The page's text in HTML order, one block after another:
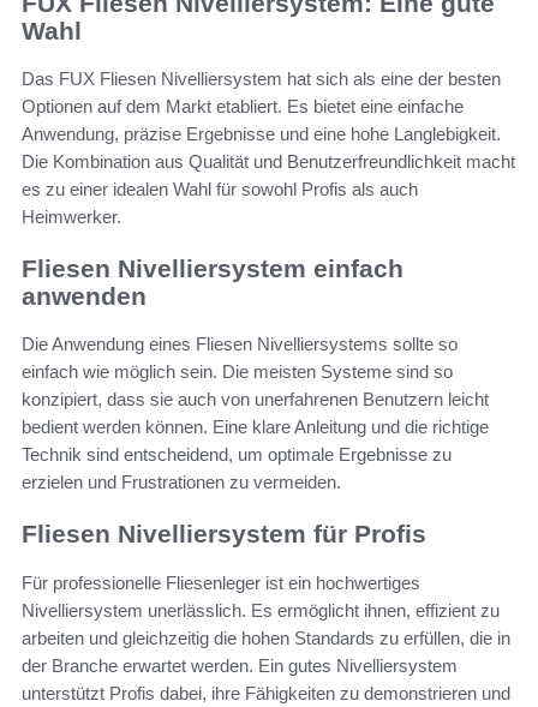
Wahl
Das FUX Fliesen Nivelliersystem hat sich als eine der besten
Optionen auf dem Markt etabliert. Es bietet eine einfache
Anwendung, präzise Ergebnisse und eine hohe Langlebigkeit.
Die Kombination aus Qualität und Benutzerfreundlichkeit macht
es zu einer idealen Wahl für sowohl Profis als auch
Heimwerker.
Fliesen Nivelliersystem einfach
anwenden
Die Anwendung eines Fliesen Nivelliersystems sollte so
einfach wie möglich sein. Die meisten Systeme sind so
konzipiert, dass sie auch von unerfahrenen Benutzern leicht
bedient werden können. Eine klare Anleitung und die richtige
Technik sind entscheidend, um optimale Ergebnisse zu
erzielen und Frustrationen zu vermeiden.
Fliesen Nivelliersystem für Profis
Für professionelle Fliesenleger ist ein hochwertiges
Nivelliersystem unerlässlich. Es ermöglicht ihnen, effizient zu
arbeiten und gleichzeitig die hohen Standards zu erfüllen, die in
der Branche erwartet werden. Ein gutes Nivelliersystem
unterstützt Profis dabei, ihre Fähigkeiten zu demonstrieren und